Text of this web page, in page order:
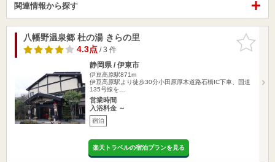
関連情報から探す
お気に入
りに追加
八幡野温泉郷 杜の湯 きらの里
4.3点/ 3 件
静岡県 / 伊東市
伊豆高原駅871m
伊豆高原駅より徒歩30分小田原厚木道路石橋IC下車、国道
135号線を…
営業時間
入浴料金 ～
宿泊
楽天トラベルの宿泊プランを見る